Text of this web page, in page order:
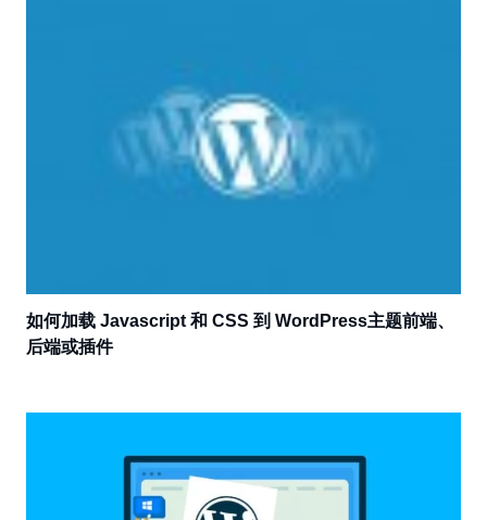
如何加载 Javascript 和 CSS 到 WordPress主题前端、
后端或插件